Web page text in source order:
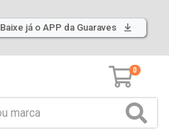
Baixe já o APP da Guaraves
0